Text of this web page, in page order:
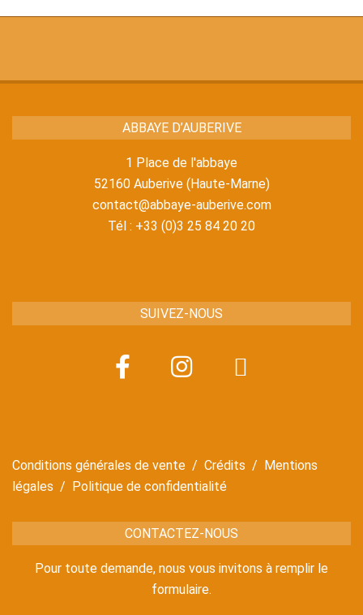
ABBAYE D’AUBERIVE
1 Place de l'abbaye
52160 Auberive (Haute-Marne)
contact@abbaye-auberive.com
Tél : +33 (0)3 25 84 20 20
SUIVEZ-NOUS
Conditions générales de vente / Crédits / Mentions
légales / Politique de confidentialité
CONTACTEZ-NOUS
Pour toute demande, nous vous invitons à remplir le
formulaire.